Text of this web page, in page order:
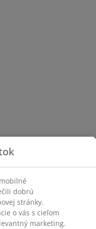
dobrú
stránky.
o vás s cieľom
marketing.